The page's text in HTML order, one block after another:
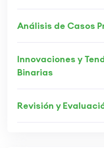
Análisis de Casos
Innovaciones y
Binarias
Revisión y